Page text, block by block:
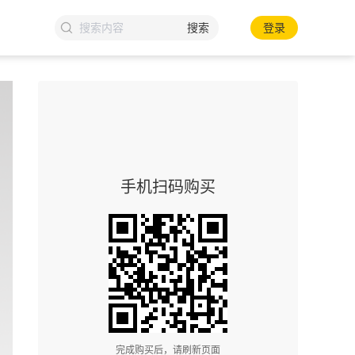
搜索 登录
手机扫码购买
完成购买后，请刷新页面